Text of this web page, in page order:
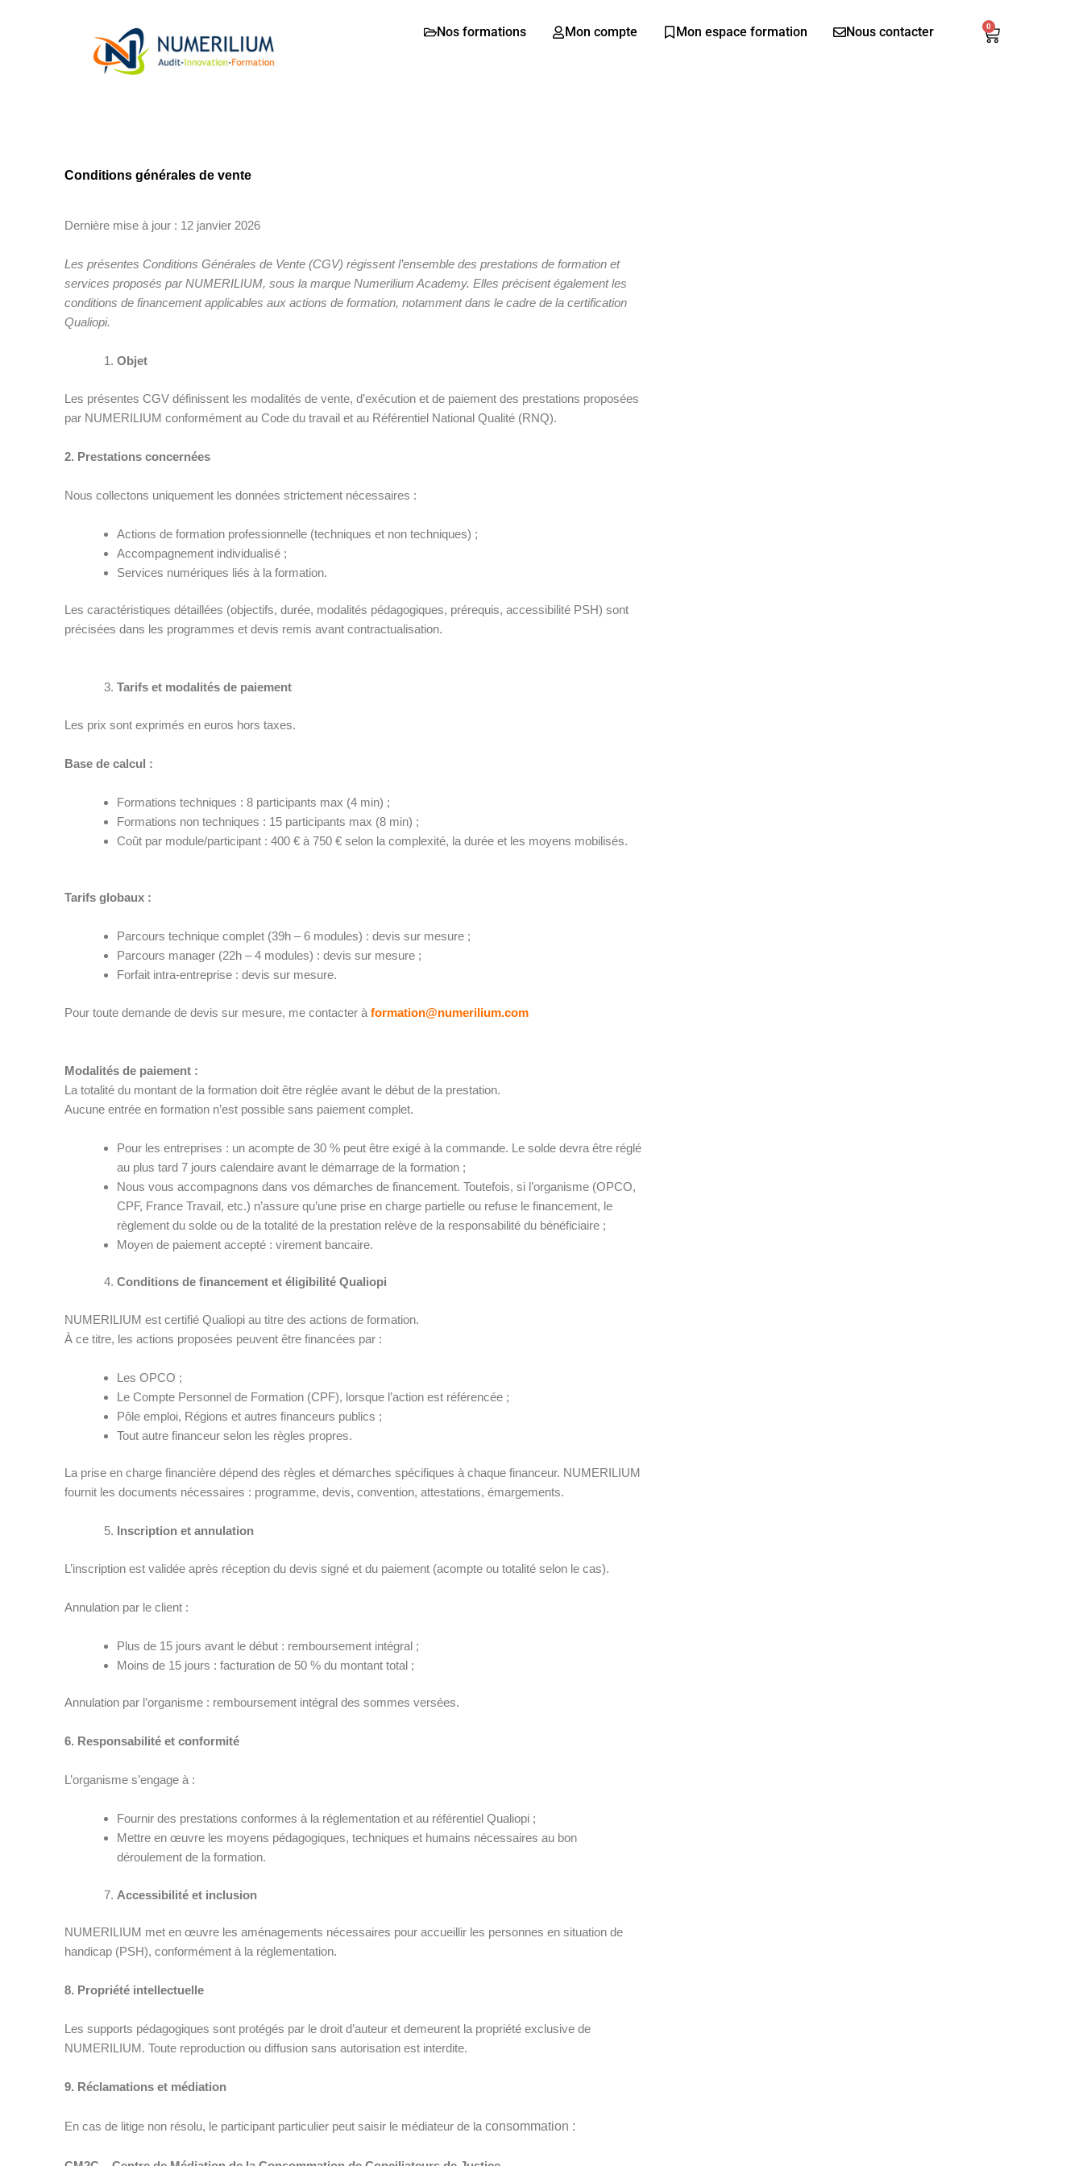
Nos formations Mon compte Mon espace formation Nous contacter 0
Panier
Conditions générales de vente
Dernière mise à jour : 12 janvier 2026
Les présentes Conditions Générales de Vente (CGV) régissent l’ensemble des prestations de formation et
services proposés par NUMERILIUM, sous la marque Numerilium Academy. Elles précisent également les
conditions de financement applicables aux actions de formation, notamment dans le cadre de la certification
Qualiopi.
Objet
Les présentes CGV définissent les modalités de vente, d’exécution et de paiement des prestations proposées
par NUMERILIUM conformément au Code du travail et au Référentiel National Qualité (RNQ).
2. Prestations concernées
Nous collectons uniquement les données strictement nécessaires :
Actions de formation professionnelle (techniques et non techniques) ;
Accompagnement individualisé ;
Services numériques liés à la formation.
Les caractéristiques détaillées (objectifs, durée, modalités pédagogiques, prérequis, accessibilité PSH) sont
précisées dans les programmes et devis remis avant contractualisation.
Tarifs et modalités de paiement
Les prix sont exprimés en euros hors taxes.
Base de calcul :
Formations techniques : 8 participants max (4 min) ;
Formations non techniques : 15 participants max (8 min) ;
Coût par module/participant : 400 € à 750 € selon la complexité, la durée et les moyens mobilisés.
Tarifs globaux :
Parcours technique complet (39h – 6 modules) : devis sur mesure ;
Parcours manager (22h – 4 modules) : devis sur mesure ;
Forfait intra-entreprise : devis sur mesure.
Pour toute demande de devis sur mesure, me contacter à formation@numerilium.com
Modalités de paiement :
La totalité du montant de la formation doit être réglée avant le début de la prestation.
Aucune entrée en formation n’est possible sans paiement complet.
Pour les entreprises : un acompte de 30 % peut être exigé à la commande. Le solde devra être réglé
au plus tard 7 jours calendaire avant le démarrage de la formation ;
Nous vous accompagnons dans vos démarches de financement. Toutefois, si l’organisme (OPCO,
CPF, France Travail, etc.) n’assure qu’une prise en charge partielle ou refuse le financement, le
règlement du solde ou de la totalité de la prestation relève de la responsabilité du bénéficiaire ;
Moyen de paiement accepté : virement bancaire.
Conditions de financement et éligibilité Qualiopi
NUMERILIUM est certifié Qualiopi au titre des actions de formation.
À ce titre, les actions proposées peuvent être financées par :
Les OPCO ;
Le Compte Personnel de Formation (CPF), lorsque l’action est référencée ;
Pôle emploi, Régions et autres financeurs publics ;
Tout autre financeur selon les règles propres.
La prise en charge financière dépend des règles et démarches spécifiques à chaque financeur. NUMERILIUM
fournit les documents nécessaires : programme, devis, convention, attestations, émargements.
Inscription et annulation
L’inscription est validée après réception du devis signé et du paiement (acompte ou totalité selon le cas).
Annulation par le client :
Plus de 15 jours avant le début : remboursement intégral ;
Moins de 15 jours : facturation de 50 % du montant total ;
Annulation par l’organisme : remboursement intégral des sommes versées.
6. Responsabilité et conformité
L’organisme s’engage à :
Fournir des prestations conformes à la réglementation et au référentiel Qualiopi ;
Mettre en œuvre les moyens pédagogiques, techniques et humains nécessaires au bon
déroulement de la formation.
Accessibilité et inclusion
NUMERILIUM met en œuvre les aménagements nécessaires pour accueillir les personnes en situation de
handicap (PSH), conformément à la réglementation.
8. Propriété intellectuelle
Les supports pédagogiques sont protégés par le droit d’auteur et demeurent la propriété exclusive de
NUMERILIUM. Toute reproduction ou diffusion sans autorisation est interdite.
9. Réclamations et médiation
En cas de litige non résolu, le participant particulier peut saisir le médiateur de la consommation :